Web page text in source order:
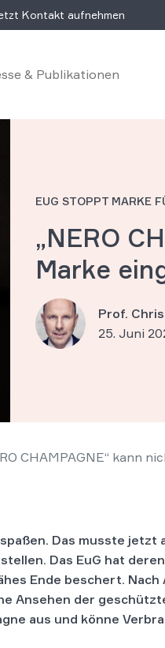
Kontakt aufnehmen
& Publikationen
EUG STOPPT MARKE
„NERO
Marke
Prof.
25. Juni
CHAMPAGNE“ kann
Das musste jetzt
Das EuG hat deren
Ende beschert.
Ansehen der
aus und könne